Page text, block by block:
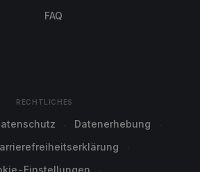
FAQ
RECHTLICHES
Datenerhebung
Einstellungen